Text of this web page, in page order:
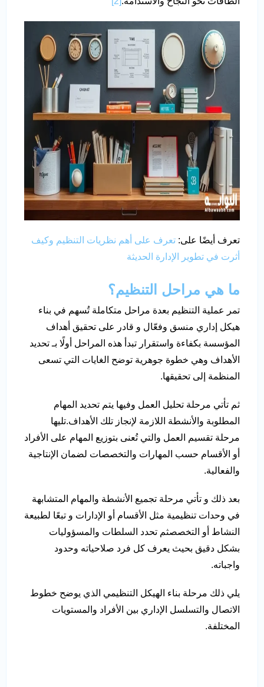
تعرف أيضًا على: تعرف على أهم نظريات التنظيم وكيف
أثرت في تطوير الإدارة الحديثة
ما هي مراحل التنظيم؟
تمر عملية التنظيم بعدة مراحل متكاملة تُسهم في بناء
هيكل إداري منسق وفعّال و قادر على تحقيق أهداف
المؤسسة بكفاءة واستقرار تبدأ هذه المراحل أولًا بـ تحديد
الأهداف وهي خطوة جوهرية توضح الغايات التي تسعى
المنظمة إلى تحقيقها.
ثم تأتي مرحلة تحليل العمل وفيها يتم تحديد المهام
المطلوبة والأنشطة اللازمة لإنجاز تلك الأهداف.تليها
مرحلة تقسيم العمل والتي تُعنى بتوزيع المهام على الأفراد
أو الأقسام حسب المهارات والتخصصات لضمان الإنتاجية
والفعالية.
بعد ذلك و تأتي مرحلة تجميع الأنشطة والمهام المتشابهة
في وحدات تنظيمية مثل الأقسام أو الإدارات و تبعًا لطبيعة
النشاط أو التخصصثم تحدد السلطات والمسؤوليات
بشكل دقيق بحيث يعرف كل فرد صلاحياته وحدود
واجباته.
يلي ذلك مرحلة بناء الهيكل التنظيمي الذي يوضح خطوط
الاتصال والتسلسل الإداري بين الأفراد والمستويات
المختلفة.